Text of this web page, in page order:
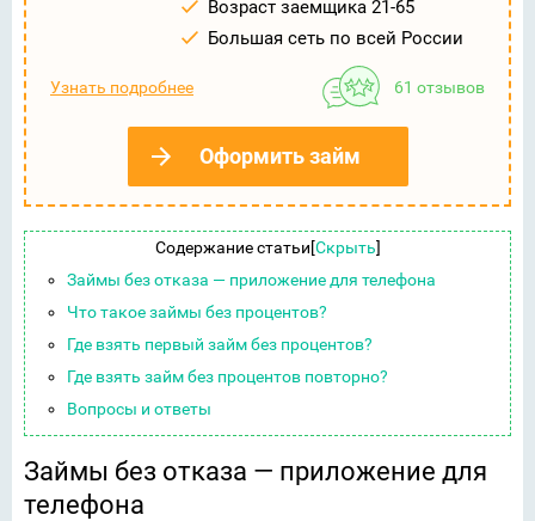
Возраст заемщика 21-65
Большая сеть по всей России
Узнать подробнее 61 отзывов
Оформить займ
Содержание статьи[Скрыть]
Займы без отказа — приложение для телефона
Что такое займы без процентов?
Где взять первый займ без процентов?
Где взять займ без процентов повторно?
Вопросы и ответы
Займы без отказа — приложение для
телефона